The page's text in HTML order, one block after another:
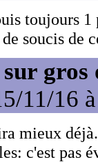
toujours
soucis de
sur
11/16
mieux
c'est pas